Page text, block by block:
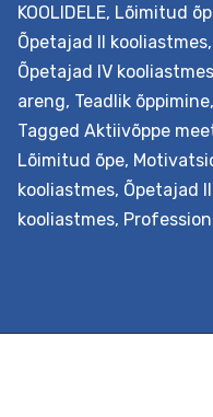
Eesmärk Koguda
tõhusalt kasutada
kooliastmete
koolitus, kus
kriitiliselt
õppekavalisi
kus õpitakse
eesmärgistatult
KOOLIDELE, Lõimitud
Õpetajad II kooliastmes,
Õpetajad IV kooliastmes
areng, Teadlik õppimine,
Tagged Aktiivõppe
Lõimitud õpe,
kooliastmes, Õpetajad
kooliastmes,